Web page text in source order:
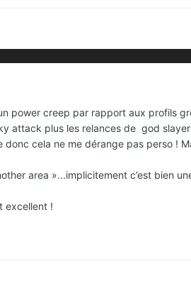
power creep par rapport aux profils
attack plus les relances de god
cela ne me dérange pas perso !
area »...implicitement c’est bien
excellent !